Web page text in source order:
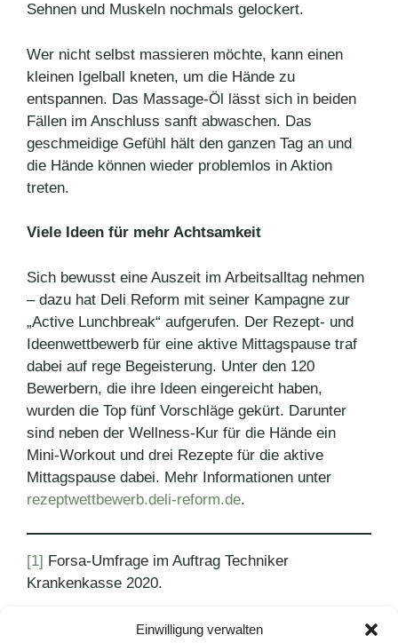
Einwilligung verwalten
Sehnen und Muskeln nochmals gelockert.
Wer nicht selbst massieren möchte, kann einen
kleinen Igelball kneten, um die Hände zu
entspannen. Das Massage-Öl lässt sich in beiden
Fällen im Anschluss sanft abwaschen. Das
geschmeidige Gefühl hält den ganzen Tag an und
die Hände können wieder problemlos in Aktion
treten.
Viele Ideen für mehr Achtsamkeit
Sich bewusst eine Auszeit im Arbeitsalltag nehmen
– dazu hat Deli Reform mit seiner Kampagne zur
„Active Lunchbreak“ aufgerufen. Der Rezept- und
Ideenwettbewerb für eine aktive Mittagspause traf
dabei auf rege Begeisterung. Unter den 120
Bewerbern, die ihre Ideen eingereicht haben,
wurden die Top fünf Vorschläge gekürt. Darunter
sind neben der Wellness-Kur für die Hände ein
Mini-Workout und drei Rezepte für die aktive
Mittagspause dabei. Mehr Informationen unter
rezeptwettbewerb.deli-reform.de.
[1] Forsa-Umfrage im Auftrag Techniker
Krankenkasse 2020.
Pressemitteilungen